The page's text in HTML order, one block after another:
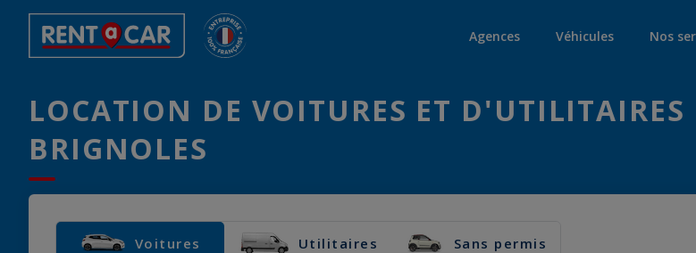
Agences Véhicules Nos
LOCATION DE VOITURES ET D'UTILITAIRES
BRIGNOLES
Voitures Utilitaires Sans permis